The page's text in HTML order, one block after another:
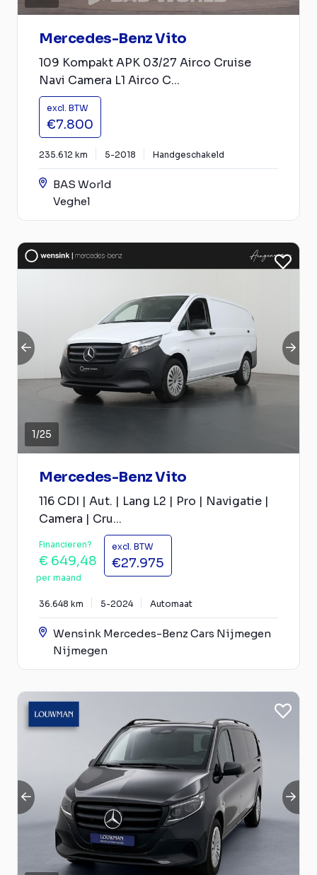
Mercedes-Benz Vito
109 Kompakt APK 03/27 Airco Cruise
Navi Camera L1 Airco C...
excl. BTW
€7.800
235.612 km 5-2018 Handgeschakeld
BAS World
Veghel
1/25
Mercedes-Benz Vito
116 CDI | Aut. | Lang L2 | Pro | Navigatie |
Camera | Cru...
Financieren?
€ 649,48
per maand
excl. BTW
€27.975
36.648 km 5-2024 Automaat
Wensink Mercedes-Benz Cars Nijmegen
Nijmegen